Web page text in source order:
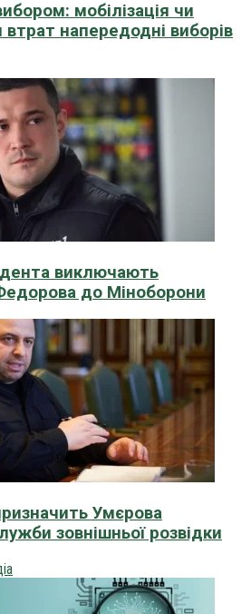
мобілізація чи
втрат напередодні виборів
виключають
до Міноборони
Умєрова
зовнішньої розвідки